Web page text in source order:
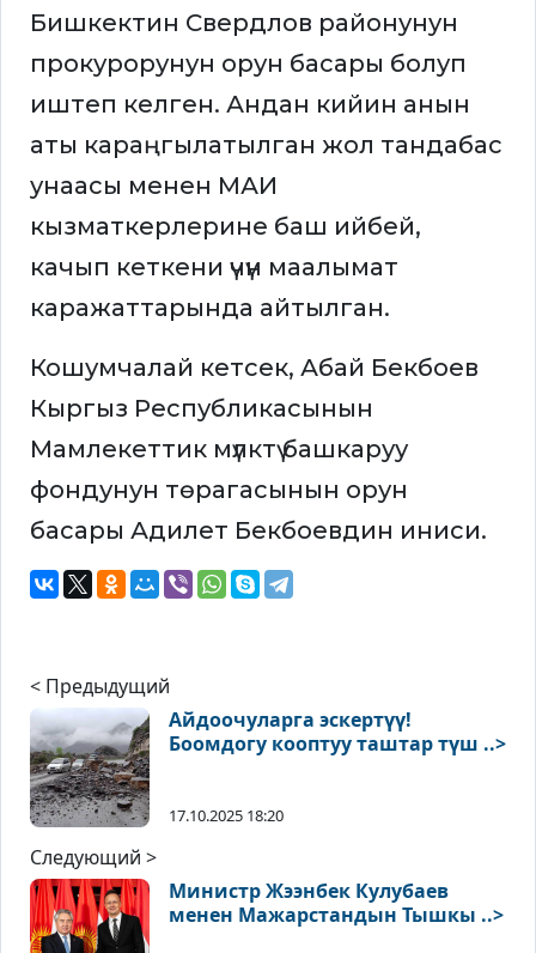
Бишкектин Свердлов районунун
прокурорунун орун басары болуп
иштеп келген. Андан кийин анын
аты караңгылатылган жол тандабас
унаасы менен МАИ
кызматкерлерине баш ийбей,
качып кеткени үчүн маалымат
каражаттарында айтылган.
Кошумчалай кетсек, Абай Бекбоев
Кыргыз Республикасынын
Мамлекеттик мүлктү башкаруу
фондунун төрагасынын орун
басары Адилет Бекбоевдин иниси.
< Предыдущий
Айдоочуларга эскертүү!
Боомдогу кооптуу таштар түш ..>
17.10.2025 18:20
Следующий >
Министр Жээнбек Кулубаев
менен Мажарстандын Тышкы ..>